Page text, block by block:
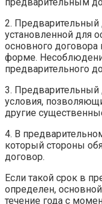
2. Предварительный
установленной для
основного договора
форме.
предварительного
3.
условия,
другие
4. В
который стороны
договор.
Если такой срок в
определен,
течение года с